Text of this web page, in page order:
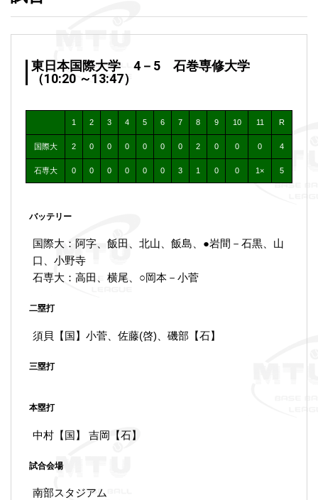
東日本国際大学 4－5 石巻専修大学
（10:20 ～13:47）
1 2 3 4 5 6 7 8 9 10 11 R
国際大 2 0 0 0 0 0 0 2 0 0 0 4
石専大 0 0 0 0 0 0 3 1 0 0 1× 5
バッテリー
国際大：阿字、飯田、北山、飯島、●岩間－石黒、山
口、小野寺
石専大：高田、横尾、○岡本－小菅
二塁打
須貝【国】小菅、佐藤(啓)、磯部【石】
三塁打
本塁打
中村【国】 吉岡【石】
試合会場
南部スタジアム